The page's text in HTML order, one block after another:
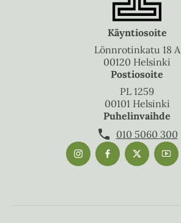
Käyntiosoite
Lönnrotinkatu 18 A
00120 Helsinki
Postiosoite
PL 1259
00101 Helsinki
Puhelinvaihde
010 5060 300